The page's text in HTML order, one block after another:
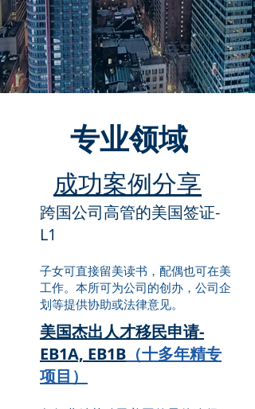
专业领域
​成功案例分享
跨国公司高管的美国签证-
L1
​子女可直接留美读书，配偶也可在美
工作。本所可为公司的创办，公司企
划等提供协助或法律意见。
美国杰出人才移民申请-
EB1A, EB1B （十多年精专
项目）